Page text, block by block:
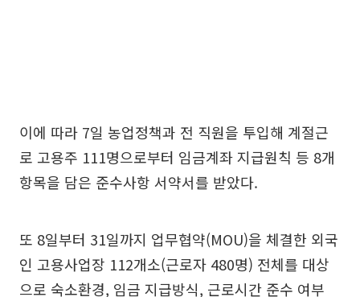
이에 따라 7일 농업정책과 전 직원을 투입해 계절근
로 고용주 111명으로부터 임금계좌 지급원칙 등 8개
항목을 담은 준수사항 서약서를 받았다.
또 8일부터 31일까지 업무협약(MOU)을 체결한 외국
인 고용사업장 112개소(근로자 480명) 전체를 대상
으로 숙소환경, 임금 지급방식, 근로시간 준수 여부